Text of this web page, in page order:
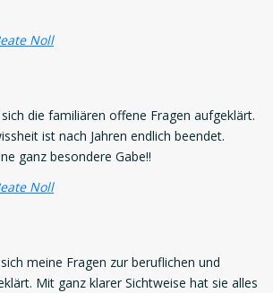
Noll
die familiären offene Fragen aufgeklärt.
ist nach Jahren endlich beendet.
ganz besondere Gabe!!
Noll
meine Fragen zur beruflichen und
Mit ganz klarer Sichtweise hat sie alles